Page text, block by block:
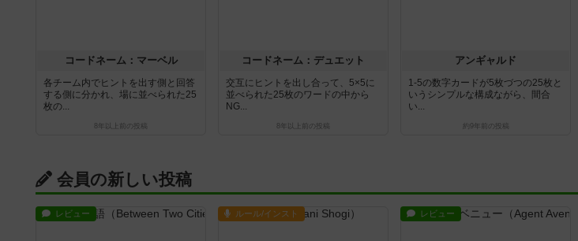
コードネーム：マーベル
各チーム内でヒントを出す側と回答
する側に分かれ、場に並べられた25
枚の...
8年以上前 の投稿
コードネーム：デュエット
交互にヒントを出し合って、5×5に
並べられた25枚のワードの中から
NG...
8年以上前 の投稿
アンギャルド
1-5の数字カードが5枚づつの25枚と
いうシンプルな構成ながら、間合
い...
約9年前 の投稿
会員の新しい投稿
レビュー ルール/インスト レビュー